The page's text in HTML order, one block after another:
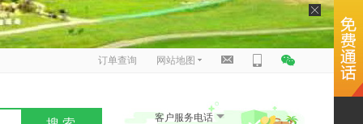
订单查询 网站地图
客户服务电话